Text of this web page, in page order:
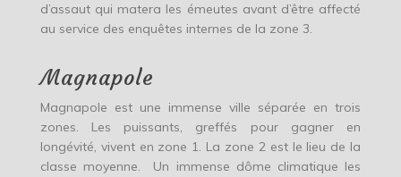
d’assaut qui matera les émeutes avant d’être affecté
au service des enquêtes internes de la zone 3.
Magnapole
Magnapole est une immense ville séparée en trois
zones. Les puissants, greffés pour gagner en
longévité, vivent en zone 1. La zone 2 est le lieu de la
classe moyenne. Un immense dôme climatique les